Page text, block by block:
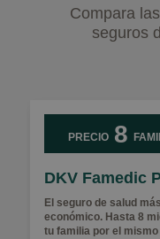
Compara
seguros
PRECIO 8
DKV Famedic
El seguro de salud más
económico. Hasta 8
tu familia por el